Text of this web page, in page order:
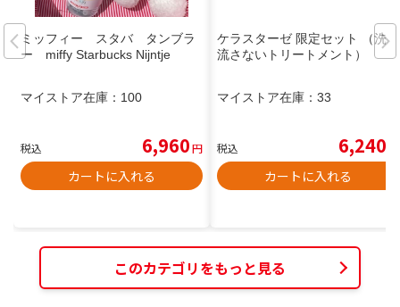
ミッフィー スタバ タンブラ
ー miffy Starbucks Nijntje
マイストア在庫： 100
税込 6,960円
カートに入れる
ケラスターゼ 限定セット （洗い
流さないトリートメント）
マイストア在庫： 33
税込 6,240
カートに入れる
このカテゴリをもっと見る